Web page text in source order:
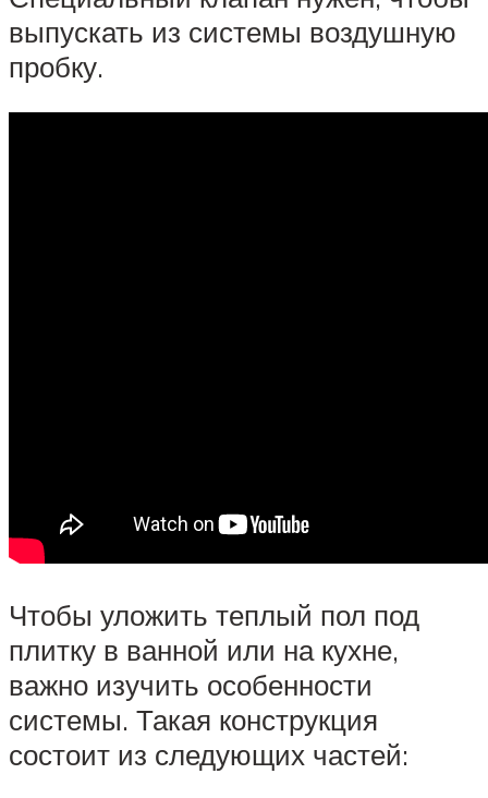
выпускать из системы воздушную
пробку.
Чтобы уложить теплый пол под
плитку в ванной или на кухне,
важно изучить особенности
системы. Такая конструкция
состоит из следующих частей: